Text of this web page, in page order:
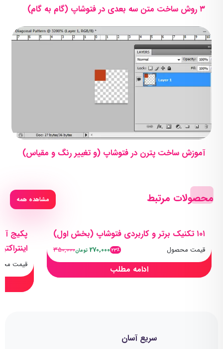
سریع آسان
۳ روش ساخت متن سه بعدی در فتوشاپ (گام به گام)
آموزش ساخت پترن در فتوشاپ (و تغییر رنگ و مقیاس)
محصولات مرتبط مشاهده همه
۱۰۱ تکنیک برتر و کاربردی فتوشاپ (بخش اول)
قیمت محصول 23٪ 270,000 تومان350,000
ادامه مطلب
پکیج
قیمت